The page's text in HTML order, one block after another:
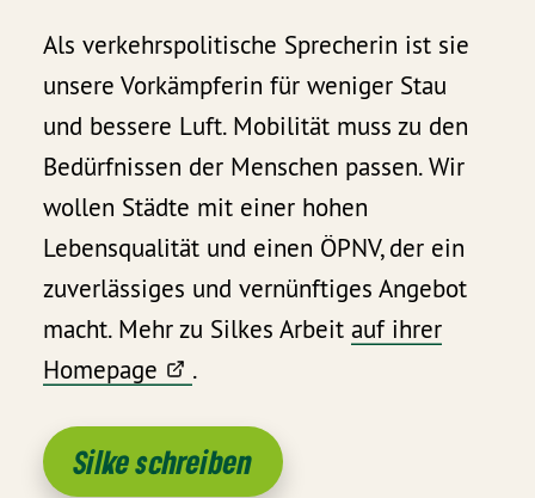
Als verkehrspolitische Sprecherin ist sie
unsere Vorkämpferin für weniger Stau
und bessere Luft. Mobilität muss zu den
Bedürfnissen der Menschen passen. Wir
wollen Städte mit einer hohen
Lebensqualität und einen ÖPNV, der ein
zuverlässiges und vernünftiges Angebot
macht. Mehr zu Silkes Arbeitauf ihrer
Homepage
.
Silke schreiben